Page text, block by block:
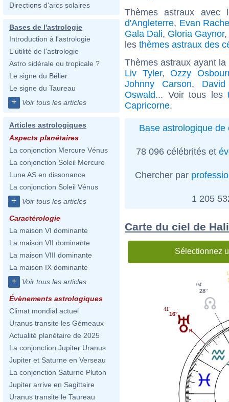
Directions d'arcs solaires
Bases de l'astrologie
Introduction à l'astrologie
L'utilité de l'astrologie
Astro sidérale ou tropicale ?
Le signe du Bélier
Le signe du Taureau
+ Voir tous les articles
Articles astrologiques
Aspects planétaires
La conjonction Mercure Vénus
La conjonction Soleil Mercure
Lune AS en dissonance
La conjonction Soleil Vénus
+ Voir tous les articles
Caractérologie
La maison VI dominante
La maison VII dominante
La maison VIII dominante
La maison IX dominante
+ Voir tous les articles
Évènements astrologiques
Climat mondial actuel
Uranus transite les Gémeaux
Actualité planétaire de 2025
La conjonction Jupiter Uranus
Jupiter et Saturne en Verseau
La conjonction Saturne Pluton
Jupiter arrive en Sagittaire
Uranus transite le Taureau
Thèmes astraux
d'Angleterre, Evan
Gala Dali, Gloria Gaynor,
les thèmes astraux des
Thèmes astraux ayant
Liv Tyler,Ozzy
Johnny Carson,
Oswald... Voir tous les
Capricorne.
Base astrologique de
78 096 célébrités et
Chercher par
1 205
Carte du ciel de
Sélectionnez
28°
04'
16°
41'